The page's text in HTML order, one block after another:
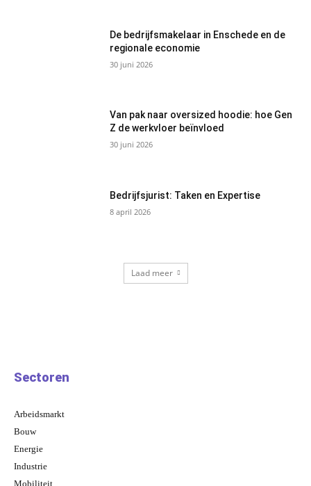
De bedrijfsmakelaar in Enschede en de
regionale economie
30 juni 2026
Van pak naar oversized hoodie: hoe Gen
Z de werkvloer beïnvloed
30 juni 2026
Bedrijfsjurist: Taken en Expertise
8 april 2026
Laad meer
Sectoren
Arbeidsmarkt
Bouw
Energie
Industrie
Mobiliteit